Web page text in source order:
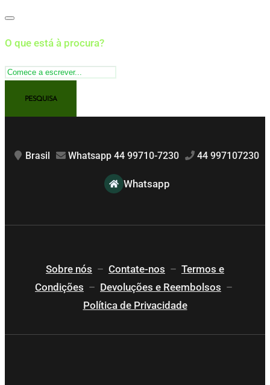
O que está à procura?
Brasil Whatsapp 44 99710-7230 44 997107230
Whatsapp
Sobre nós – Contate-nos – Termos e
Condições – Devoluções e Reembolsos –
Política de Privacidade